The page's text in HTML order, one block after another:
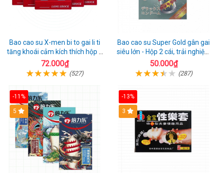
Bao cao su X-men bi to gai li ti
tăng khoái cảm kích thích hộp 1
cái
72.000₫
(527)
Bao cao su Super Gold gân gai
siêu lớn - Hộp 2 cái, trải nghiệm
mới lạ
50.000₫
(287)
-11%
Hot
5
-13%
3